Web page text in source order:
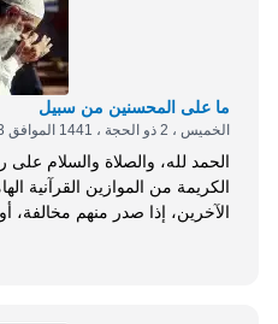
ما على المحسنين من سبيل
الخميس ، 2 ذو الحجة ، 1441 الموافق 23 يوليو 2020
الكريمة من الموازين القرآنية
الآخرين، إذا صدر منهم
اجتهاد، ونحو ذلك من الأمور،